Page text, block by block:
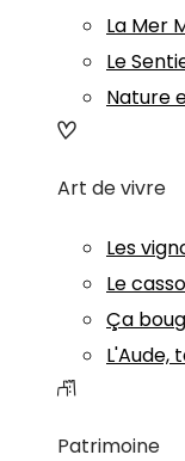
La Mer
Le
Nature
Art de vivre
Les
Le
Ça
L'Aude,
Patrimoine